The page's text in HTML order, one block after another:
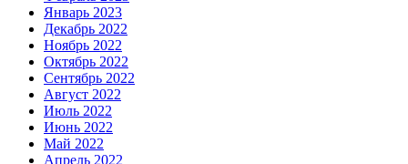
Январь 2023
Декабрь 2022
Ноябрь 2022
Октябрь 2022
Сентябрь 2022
Август 2022
Июль 2022
Июнь 2022
Май 2022
Апрель 2022